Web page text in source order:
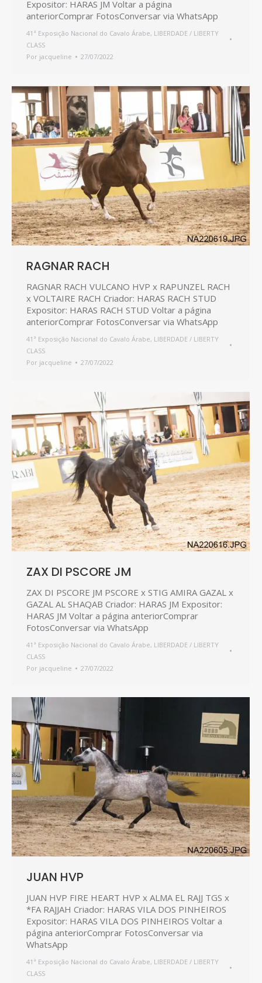
Expositor: HARAS JM Voltar a página
anteriorComprar FotosConversar via WhatsApp
41ª Exposição Nacional do Cavalo Árabe, LIBERDADE / LIBERTY
CLASS
Por jacqueline 27/07/2022
RAGNAR RACH
RAGNAR RACH VULCANO HVP x RAPUNZEL RACH
x VOLTAIRE RACH Criador: HARAS RACH STUD
Expositor: HARAS RACH STUD Voltar a página
anteriorComprar FotosConversar via WhatsApp
41ª Exposição Nacional do Cavalo Árabe, LIBERDADE / LIBERTY
CLASS
Por jacqueline 27/07/2022
ZAX DI PSCORE JM
ZAX DI PSCORE JM PSCORE x STIG AMIRA GAZAL x
GAZAL AL SHAQAB Criador: HARAS JM Expositor:
HARAS JM Voltar a página anteriorComprar
FotosConversar via WhatsApp
41ª Exposição Nacional do Cavalo Árabe, LIBERDADE / LIBERTY
CLASS
Por jacqueline 27/07/2022
JUAN HVP
JUAN HVP FIRE HEART HVP x ALMA EL RAJJ TGS x
*FA RAJJAH Criador: HARAS VILA DOS PINHEIROS
Expositor: HARAS VILA DOS PINHEIROS Voltar a
página anteriorComprar FotosConversar via
WhatsApp
41ª Exposição Nacional do Cavalo Árabe, LIBERDADE / LIBERTY
CLASS